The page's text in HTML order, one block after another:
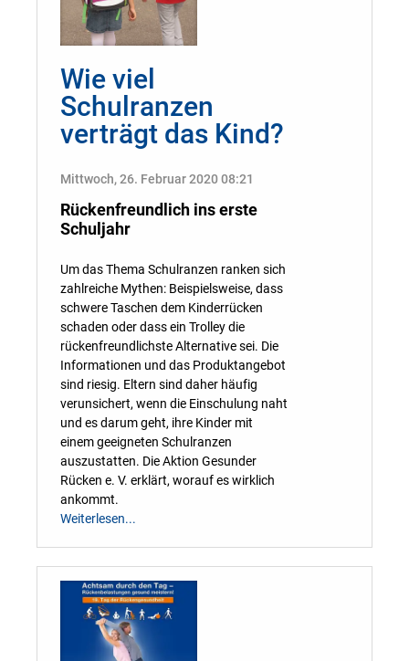
Wie viel
Schulranzen
verträgt das Kind?
Mittwoch, 26. Februar 2020 08:21
Rückenfreundlich ins erste
Schuljahr
Um das Thema Schulranzen ranken sich
zahlreiche Mythen: Beispielsweise, dass
schwere Taschen dem Kinderrücken
schaden oder dass ein Trolley die
rückenfreundlichste Alternative sei. Die
Informationen und das Produktangebot
sind riesig. Eltern sind daher häufig
verunsichert, wenn die Einschulung naht
und es darum geht, ihre Kinder mit
einem geeigneten Schulranzen
auszustatten. Die Aktion Gesunder
Rücken e. V. erklärt, worauf es wirklich
ankommt.
Weiterlesen...